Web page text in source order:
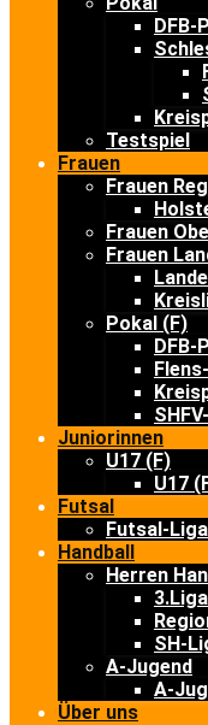
DFB-
Testspiel
Frauen
Frauen
Frauen
Frauen
Pokal (F)
DFB-
Juniorinnen
U17 (F)
U17
Futsal
Futsal-
Handball
Herren
SH-
A-Jugend
A-
Über uns